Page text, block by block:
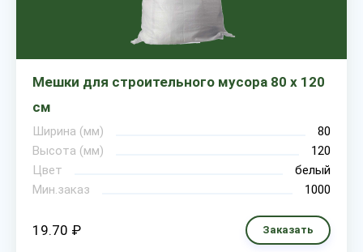
Мешки для строительного мусора 80 х 120
см
Ширина (мм)
80
Высота (мм)
120
Цвет
белый
Мин.заказ
1000
19.70 ₽ Заказать